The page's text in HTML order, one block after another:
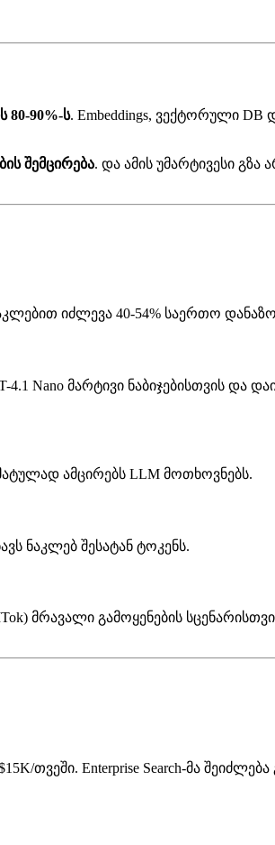
80-90%-ს. Embeddings, ვექტორული DB
შემცირება. და ამის უმარტივესი
იძლევა 40-54% საერთო
Nano მარტივი ნაბიჯებისთვის და
ამცირებს LLM მოთხოვნებს.
ნაკლებ შესატან ტოკენს.
მრავალი გამოყენების
თვეში. Enterprise Search-მა